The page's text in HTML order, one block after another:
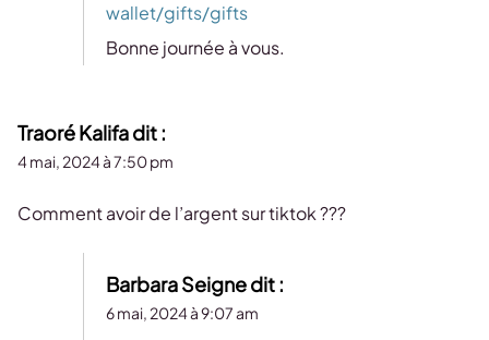
wallet/gifts/gifts
Bonne journée à vous.
Traoré Kalifadit :
4 mai, 2024 à 7:50 pm
Comment avoir de l’argent sur tiktok ???
Barbara Seignedit :
6 mai, 2024 à 9:07 am